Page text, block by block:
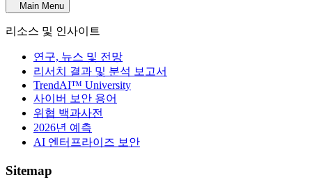
Main Menu
리소스 및 인사이트
연구, 뉴스 및 전망
리서치 결과 및 분석 보고서
TrendAI™ University
사이버 보안 용어
위협 백과사전
2026년 예측
AI 엔터프라이즈 보안
Sitemap